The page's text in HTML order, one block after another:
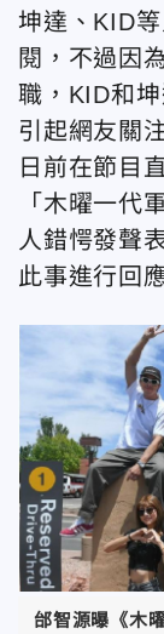
坤達、KID
閱，不過因
職，KID和
引起網友關
日前在節目
「木曜一代
人錯愕發聲
此事進行回
邰智源曝《木